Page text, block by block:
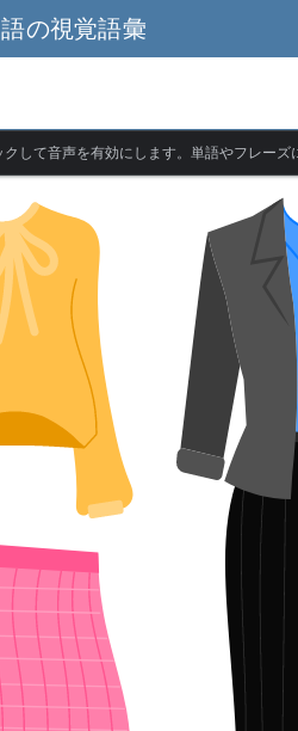
の視覚語彙
クして音声を有効にします。単語やフレーズ